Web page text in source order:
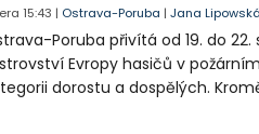
15:43 | Ostrava-Poruba |Jana Lipowská
Poruba přivítá od 19. do 22.
Evropy hasičů v
dorostu a dospělých.